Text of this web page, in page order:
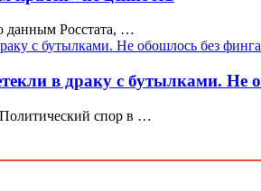
данным Росстата, …
в драку с бутылками. Не
спор в …